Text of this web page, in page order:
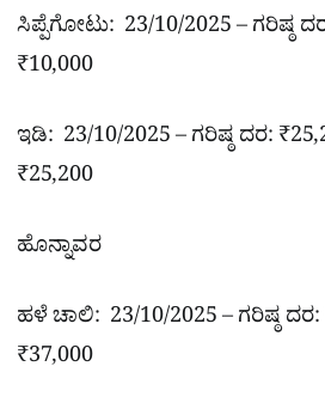
ಸಿಪ್ಪೆಗೋಟು: 23/10/2025 – ಗರಿಷ್ಠ
₹10,000
ಇಡಿ: 23/10/2025 – ಗರಿಷ್ಠ ದರ:
₹25,200
ಹೊನ್ನಾವರ
ಹಳೆ ಚಾಲಿ: 23/10/2025 – ಗರಿಷ್ಠ ದರ:
₹37,000